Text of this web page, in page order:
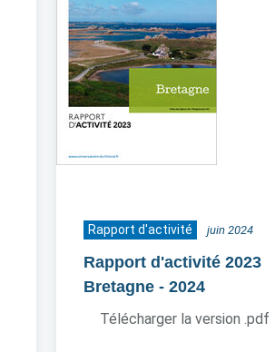
Rapport d'activité juin 2024
Rapport d'activité 2023
Bretagne - 2024
Télécharger la version .pdf